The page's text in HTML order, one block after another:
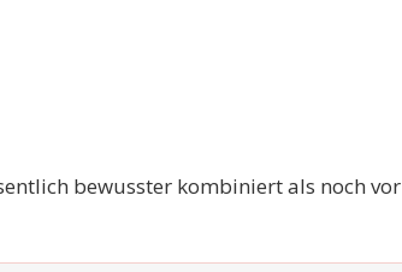
bewusster kombiniert als noch vor